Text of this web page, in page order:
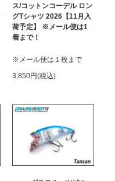
ス/コットンコーデル ロン
グTシャツ 2026【11月入
荷予定】 ※メール便は1
着まで！
※メール便は１枚まで
3,850円(税込)